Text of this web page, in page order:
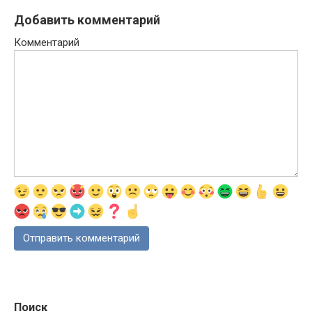
Добавить комментарий
Комментарий
Поиск